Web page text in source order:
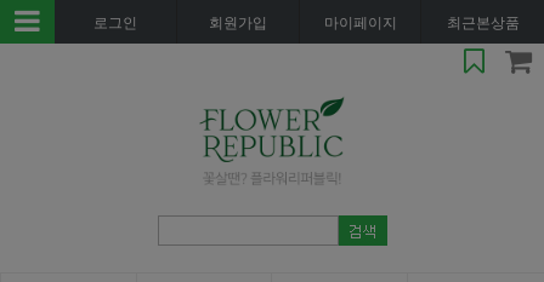
로그인 회원가입 마이페이지 최근본상품